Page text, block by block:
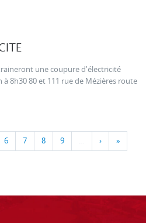
une coupure d'électricité
à 8h30 80 et 111 rue de Mézières route
6 7 8 9 … › »